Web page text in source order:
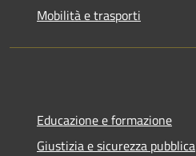
Mobilità e trasporti
Educazione e formazione
Giustizia e sicurezza pubblica